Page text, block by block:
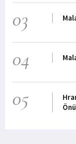
03
04
05